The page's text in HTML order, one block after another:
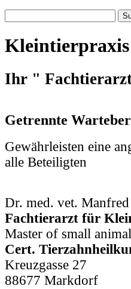
Ihr "
Getrennte
Gewährleisten eine
alle Beteiligten
Dr. med. vet.
Fachtierarzt für
Master of small
Cert.
Kreuzgasse 27
88677 Markdorf